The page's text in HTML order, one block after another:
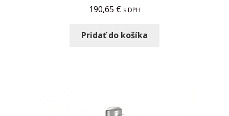
190,65 € s DPH
Pridať do košíka